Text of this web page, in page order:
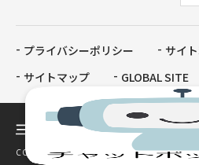
プライバシーポリシー
サイ
サイトマップ
GLOBAL SITE
COPYRIGHT MITSUBISHI PENCIL